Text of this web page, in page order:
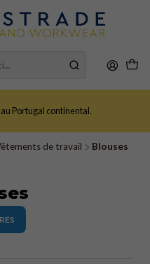
Portugal continental.
de travail Blouses